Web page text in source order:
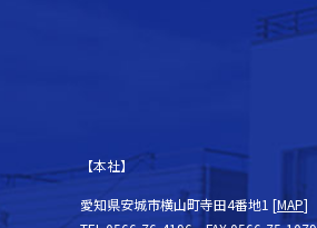
【本社】
愛知県安城市横山町寺田4番地1 [MAP]